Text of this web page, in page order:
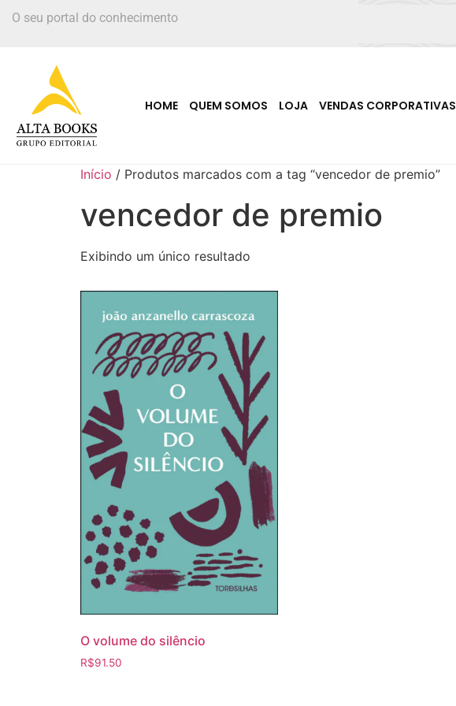
O seu portal do conhecimento
HOME QUEM SOMOS LOJA VENDAS CORPORATIVAS
Início / Produtos marcados com a tag “vencedor de premio”
vencedor de premio
Exibindo um único resultado
O volume do silêncio
R$91.50